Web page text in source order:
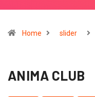
Home slider
ANIMA CLUB